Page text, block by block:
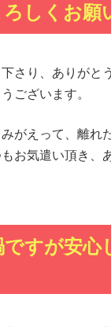
しくお願
さり、ありがと
ございます。
がえって、離れ
お気遣い頂き、
すが安心